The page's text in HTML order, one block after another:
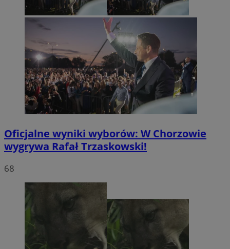
Oficjalne wyniki wyborów: W Chorzowie
wygrywa Rafał Trzaskowski!
68